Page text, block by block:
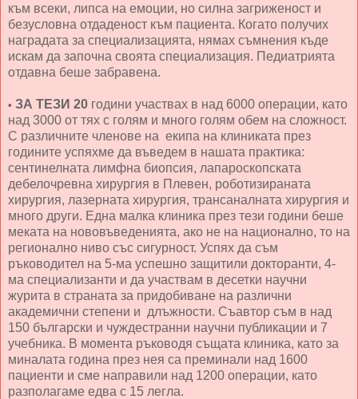
към всеки, липса на емоции, но силна загриженост и
безусловна отдаденост към пациента. Когато получих
наградата за специализацията, нямах съмнения къде
искам да започна своята специализация. Педиатрията
отдавна беше забравена.
• ЗА ТЕЗИ 20 години участвах в над 6000 операции, като
над 3000 от тях с голям и много голям обем на сложност.
С различните членове на екипа на клиниката през
годините успяхме да въведем в нашата практика:
сентинелната лимфна биопсия, лапароскопската
дебелочревна хирургия в Плевен, роботизираната
хирургия, лазерната хирургия, трансаналната хирургия и
много други. Една малка клиника през тези години беше
меката на нововъведенията, ако не на национално, то на
регионално ниво със сигурност. Успях да съм
ръководител на 5-ма успешно защитили докторанти, 4-
ма специализанти и да участвам в десетки научни
журита в страната за придобиване на различни
академични степени и длъжности. Съавтор съм в над
150 български и чуждестранни научни публикации и 7
учебника. В момента ръководя същата клиника, като за
миналата година през нея са преминали над 1600
пациенти и сме направили над 1200 операции, като
разполагаме едва с 15 легла.